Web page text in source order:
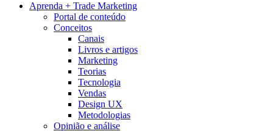
Aprenda + Trade Marketing
Portal de conteúdo
Conceitos
Canais
Livros e artigos
Marketing
Teorias
Tecnologia
Vendas
Design UX
Metodologias
Opinião e análise